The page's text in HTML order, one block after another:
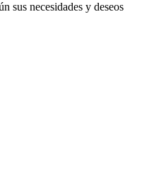
sus necesidades y deseos